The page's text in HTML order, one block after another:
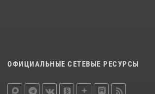
ОФИЦИАЛЬНЫЕ СЕТЕВЫЕ РЕСУРСЫ